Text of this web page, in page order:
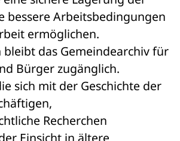
bessere Arbeitsbedingungen
ermöglichen.
das Gemeindearchiv für
Bürger zugänglich.
sich mit der Geschichte der
Recherchen